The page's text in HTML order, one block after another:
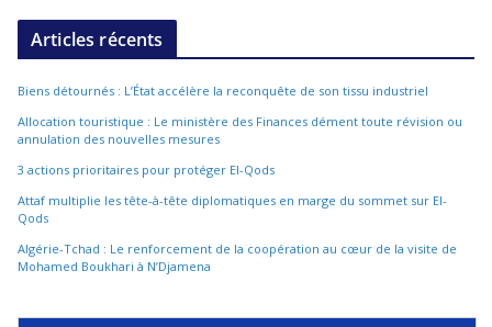
Articles récents
Biens détournés : L’État accélère la reconquête de son tissu industriel
Allocation touristique : Le ministère des Finances dément toute révision ou
annulation des nouvelles mesures
3 actions prioritaires pour protéger El-Qods
Attaf multiplie les tête-à-tête diplomatiques en marge du sommet sur El-
Qods
Algérie-Tchad : Le renforcement de la coopération au cœur de la visite de
Mohamed Boukhari à N’Djamena